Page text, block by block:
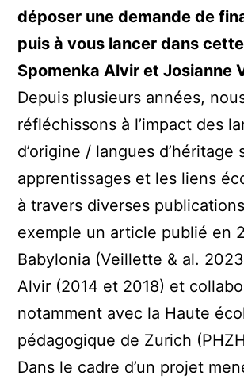
déposer une demande de
puis à vous lancer dans
Spomenka Alvir et Josianne
Depuis plusieurs années,
réfléchissons à l’impact des
d’origine / langues d’héritage
apprentissages et les liens
à travers diverses
exemple un article publié en
Babylonia (Veillette & al.
Alvir (2014 et 2018) et
notamment avec la Haute
pédagogique de Zurich
Dans le cadre d’un projet